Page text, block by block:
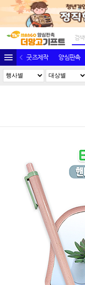
굿즈제작 양심판촉